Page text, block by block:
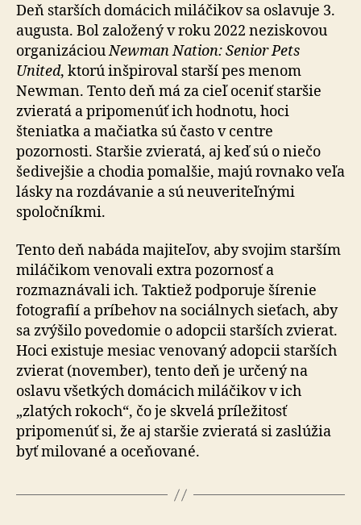
Deň starších domácich miláčikov sa oslavuje 3.
augusta. Bol založený v roku 2022 neziskovou
organizáciouNewman Nation: Senior Pets
United, ktorú inšpiroval starší pes menom
Newman. Tento deň má za cieľ oceniť staršie
zvieratá a pripomenúť ich hodnotu, hoci
šteniatka a mačiatka sú často v centre
pozornosti. Staršie zvieratá, aj keď sú o niečo
šedivejšie a chodia pomalšie, majú rovnako veľa
lásky na rozdávanie a sú neuveriteľnými
spoločníkmi.
Tento deň nabáda majiteľov, aby svojim star­ším
mi­lá­či­kom venovali extra pozornosť a
rozmaznávali ich. Taktiež podporuje šírenie
fotografií a príbehov na sociálnych sieťach, aby
sa zvýšilo povedomie o adopcii starších zvierat.
Hoci existuje mesiac venovaný adopcii starších
zvierat (november), tento deň je určený na
oslavu všet­kých domácich miláčikov v ich
„zlatých rokoch“, čo je skvelá príležitosť
pripomenúť si, že aj staršie zvieratá si zaslúžia
byť milované a oceňované.